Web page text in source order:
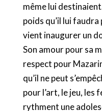
même lui
poids qu’il lui
vient inaugurer un
Son amour pour sa
respect pour
qu’il ne peut
pour l’art, le jeu, les
rythment une